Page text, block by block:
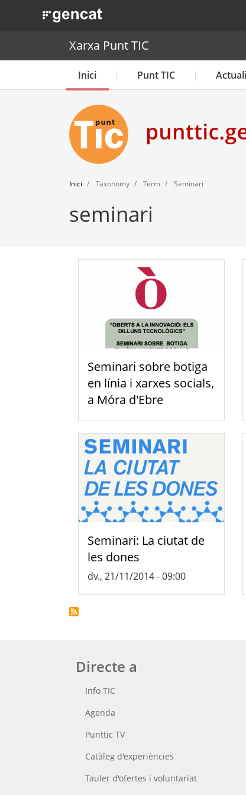
. Obre en una nova finestra.
Xarxa Punt TIC
Inici Punt TIC
Inici Taxonomy Term Seminari
seminari
Seminari sobre botiga
en línia i xarxes socials,
a Móra d'Ebre
Seminari: La ciutat de
les dones
dv., 21/11/2014 - 09:00
Directe a
Info TIC
Agenda
Punttic TV
Catàleg d'experiències
Tauler d'ofertes i voluntariat